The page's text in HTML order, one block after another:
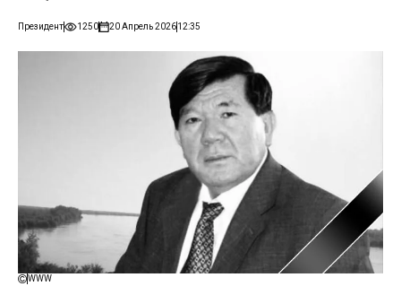
Президент 1250 20 Апрель 202612:35
WWW